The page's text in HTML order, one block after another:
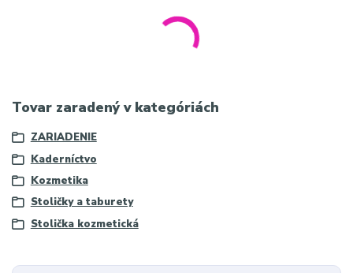
Speed, kozmetické stoličky AM-880, biela stolička pre manikérky,
Tovar zaradený v kategóriách
ZARIADENIE
Kaderníctvo
Kozmetika
Stoličky a taburety
Stolička kozmetická